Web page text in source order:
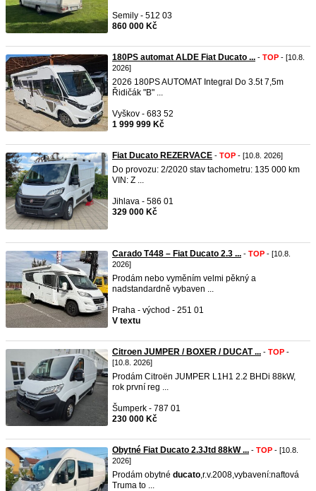
Semily - 512 03
860 000 Kč
180PS automat ALDE Fiat Ducato ... - TOP - [10.8.
2026]
2026 180PS AUTOMAT Integral Do 3.5t 7,5m
Řidičák "B" ...
Vyškov - 683 52
1 999 999 Kč
Fiat Ducato REZERVACE - TOP - [10.8. 2026]
Do provozu: 2/2020 stav tachometru: 135 000 km
VIN: Z ...
Jihlava - 586 01
329 000 Kč
Carado T448 – Fiat Ducato 2.3 ... - TOP - [10.8.
2026]
Prodám nebo vyměním velmi pěkný a
nadstandardně vybaven ...
Praha - východ - 251 01
V textu
Citroen JUMPER / BOXER / DUCAT ... - TOP -
[10.8. 2026]
Prodám Citroën JUMPER L1H1 2.2 BHDi 88kW,
rok první reg ...
Šumperk - 787 01
230 000 Kč
Obytné Fiat Ducato 2.3Jtd 88kW ... - TOP - [10.8.
2026]
Prodám obytné ducato,r.v.2008,vybavení:naftová
Truma to ...